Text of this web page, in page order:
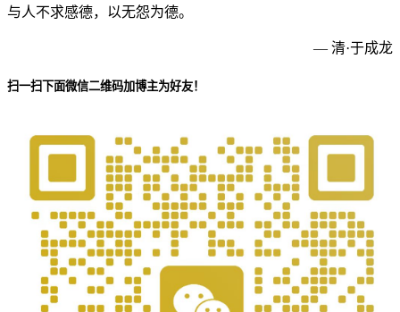
与人不求感德，以无怨为德。
— 清·于成龙
扫一扫下面微信二维码加博主为好友！